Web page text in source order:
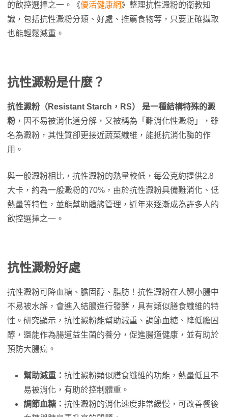
的飲控選擇之一。《優活健康網》整理抗性澱粉的衛教知
識，包括抗性澱粉分類、好處、推薦食物等，只要正確攝取
也能輕鬆減重。
抗性澱粉是什麼？
抗性澱粉（Resistant Starch，RS） 是一種結構特殊的澱
粉 ，因不易被消化道分解，又被稱為「難消化性澱粉」，雖
名為澱粉，其性質卻更接近蔬菜纖維，能抵抗消化酶的作
用。
與一般澱粉相比，抗性澱粉的熱量較低，每公克約提供2.8
大卡，約為一般澱粉的70%，由於抗性澱粉具備難消化、低
熱量等特性，並能幫助體態管理，近年來逐漸成為許多人的
飲控選擇之一。
抗性澱粉好處
抗性澱粉可降血糖、膽固醇、脂肪！抗性澱粉在人體小腸中
不易被水解，會進入結腸進行發酵，具有類似膳食纖維的特
性。研究顯示，抗性澱粉能幫助減重、調節血糖、降低膽固
醇，還能作為腸道益生菌的養分，促進腸道健康，並有助於
預防大腸癌。
幫助減重： 抗性澱粉類似膳食纖維的功能，熱量低且不
易被消化，有助於控制體重。
調節血糖： 抗性澱粉的消化速度非常緩慢，可改善餐後